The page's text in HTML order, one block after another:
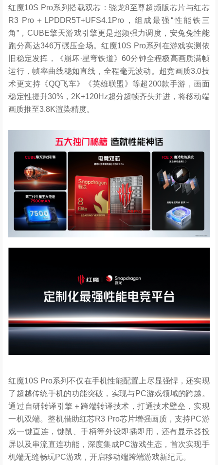
红魔10S Pro系列搭载双芯：骁龙8至尊超频版芯片与红芯
R3 Pro＋LPDDR5T+UFS4.1Pro，组成最强“性能铁三
角”，CUBE擎天游戏引擎更是超频强力调度，安兔兔性能
跑分高达346万碾压全场。红魔10S Pro系列在游戏实测依
旧稳定发挥，《崩坏·星穹铁道》60分钟全程极高画质满帧
运行，帧率曲线稳如直线，全程毫无波动。超竞画质3.0技
术更支持《QQ飞车》《英雄联盟》等超200款手游，画面
稳定性提升30%，2K+120Hz超分超帧齐头并进，将移动端
画质推至3.8K渲染精度。
红魔10S Pro系列不仅在手机性能配置上尽显强悍，还实现
了超越传统手机的功能突破，实现与PC游戏领域的跨越。
通过自研转译引擎＋跨端转译技术，打通技术壁垒，实现
一机双端。整机借助红芯R3 Pro芯片增强画质，支持PC游
戏一键直连，键鼠、手柄等外设即插即用，还有显示器投
屏以及串流直连功能，深度集成PC游戏生态，首次实现手
机端无缝畅玩PC游戏，开启移动端跨端游戏新纪元。